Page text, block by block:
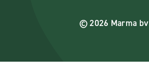
© 2026 Marma bv